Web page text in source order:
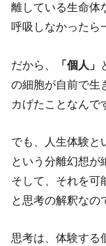
離している生命体
呼吸しなかったら
だから、 「個人」
の細胞が自前で生
カげたことなんで
でも、人生体験と
という分離幻想が
そして、それを可
と思考の解釈なの
思考は、体験する